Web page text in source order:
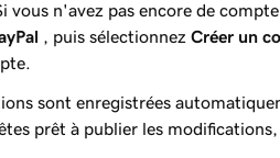
vous n'avez pas encore de
, puis sélectionnez Créer un
sont enregistrées
prêt à publier les modifications,